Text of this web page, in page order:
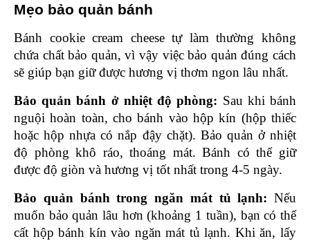
Mẹo bảo quản bánh
Bánh cookie cream cheese tự làm thường không
chứa chất bảo quản, vì vậy việc bảo quản đúng cách
sẽ giúp bạn giữ được hương vị thơm ngon lâu nhất.
Bảo quản bánh ở nhiệt độ phòng: Sau khi bánh
nguội hoàn toàn, cho bánh vào hộp kín (hộp thiếc
hoặc hộp nhựa có nắp đậy chặt). Bảo quản ở nhiệt
độ phòng khô ráo, thoáng mát. Bánh có thể giữ
được độ giòn và hương vị tốt nhất trong 4-5 ngày.
Bảo quản bánh trong ngăn mát tủ lạnh: Nếu
muốn bảo quản lâu hơn (khoảng 1 tuần), bạn có thể
cất hộp bánh kín vào ngăn mát tủ lạnh. Khi ăn, lấy